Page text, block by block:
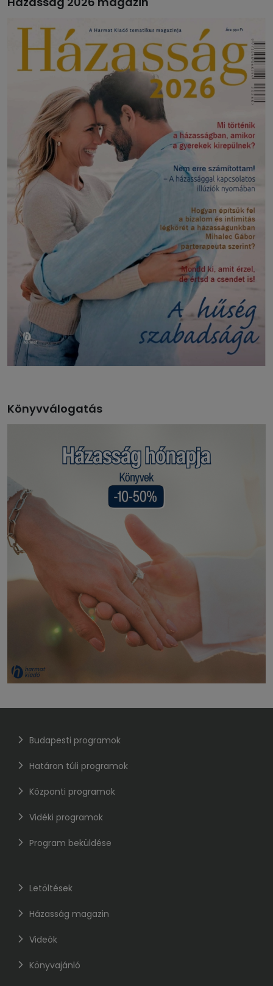
Könyvválogatás
Budapesti programok
Határon túli programok
Központi programok
Vidéki programok
Program beküldése
Letöltések
Házasság magazin
Videók
Könyvajánló